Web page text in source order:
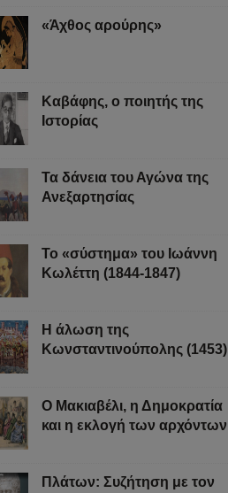
«Άχθος αρούρης»
Καβάφης, ο ποιητής της
Ιστορίας
Τα δάνεια του Αγώνα της
Ανεξαρτησίας
Το «σύστημα» του Ιωάννη
Κωλέττη (1844-1847)
Η άλωση της
Κωνσταντινούπολης (1453)
Ο Μακιαβέλι, η Δημοκρατία
και η εκλογή των αρχόντων
Πλάτων: Συζήτηση με τον